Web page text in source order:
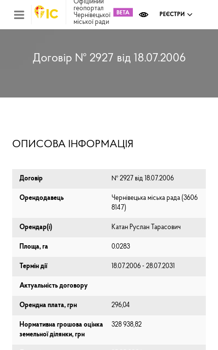
Офіційний
геопортал
Чернівецької
міської ради
РЕЄСТРИ
Договір № 2927 від 18.07.2006
ОПИСОВА ІНФОРМАЦІЯ
Договір № 2927 від 18.07.2006
Орендодавець
Чернівецька міська рада (⁨3606
8147⁩)
Орендар(і) Катан Руслан Тарасович
Площа, га 0.0283
Термін дії 18.07.2006 - 28.07.2031
Актуальність договору
Орендна плата, грн 296,04
Нормативна грошова оцінка
земельної ділянки, грн
328 938,82